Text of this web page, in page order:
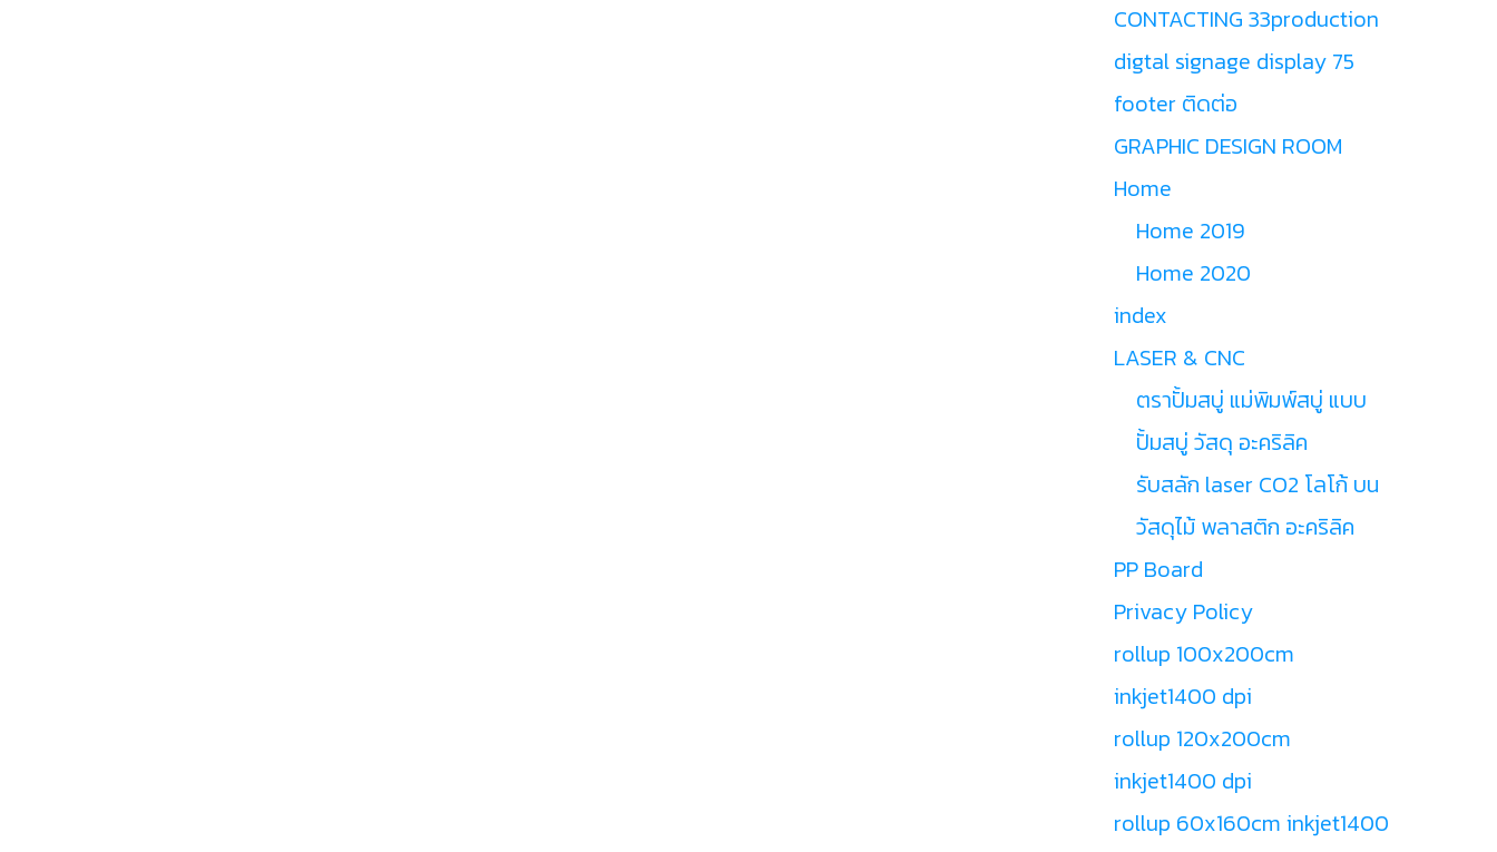
CONTACTING 33production
digtal signage display 75
footer ติดต่อ
GRAPHIC DESIGN ROOM
Home
Home 2019
Home 2020
index
LASER & CNC
ตราปั้มสบู่ แม่พิมพ์สบู่ แบบ
ปั้มสบู่ วัสดุ อะคริลิค
รับสลัก laser CO2 โลโก้ บน
วัสดุไม้ พลาสติก อะคริลิค
PP Board
Privacy Policy
rollup 100x200cm
inkjet1400 dpi
rollup 120x200cm
inkjet1400 dpi
rollup 60x160cm inkjet1400